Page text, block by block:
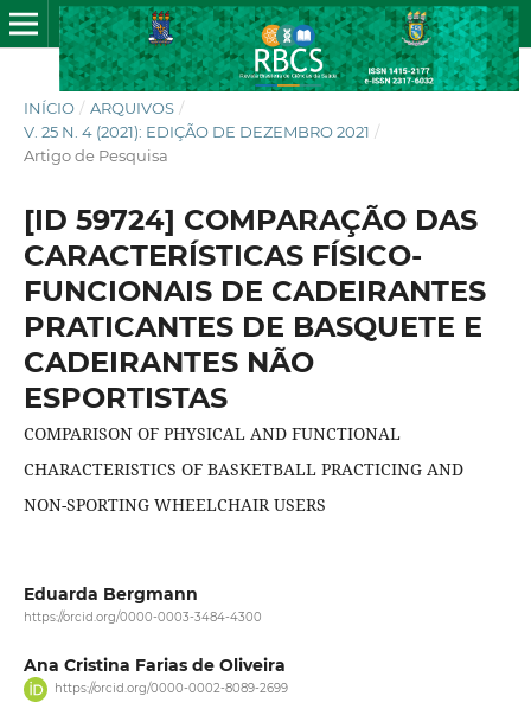
INÍCIO / ARQUIVOS /
V. 25 N. 4 (2021): EDIÇÃO DE DEZEMBRO 2021 /
Artigo de Pesquisa
[ID 59724] COMPARAÇÃO DAS
CARACTERÍSTICAS FÍSICO-
FUNCIONAIS DE CADEIRANTES
PRATICANTES DE BASQUETE E
CADEIRANTES NÃO
ESPORTISTAS
COMPARISON OF PHYSICAL AND FUNCTIONAL
CHARACTERISTICS OF BASKETBALL PRACTICING AND
NON-SPORTING WHEELCHAIR USERS
Eduarda Bergmann
https://orcid.org/0000-0003-3484-4300
Ana Cristina Farias de Oliveira
https://orcid.org/0000-0002-8089-2699